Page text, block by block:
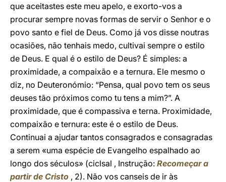
que aceitastes este meu apelo, e exorto-vos a
procurar sempre novas formas de servir o Senhor e o
povo santo e fiel de Deus. Como já vos disse noutras
ocasiões, não tenhais medo, cultivai sempre o estilo
de Deus. E qual é o estilo de Deus? É simples: a
proximidade, a compaixão e a ternura. Ele mesmo o
diz, no Deuteronómio: “Pensa, qual povo tem os seus
deuses tão próximos como tu tens a mim?”. A
proximidade, que é compassiva e terna. Proximidade,
compaixão e ternura: este é o estilo de Deus.
Continuai a ajudar tantos consagrados e consagradas
a serem «uma espécie de Evangelho espalhado ao
longo dos séculos» (ciclsal , Instrução: Recomeçar a
partir de Cristo , 2). Não vos canseis de ir às